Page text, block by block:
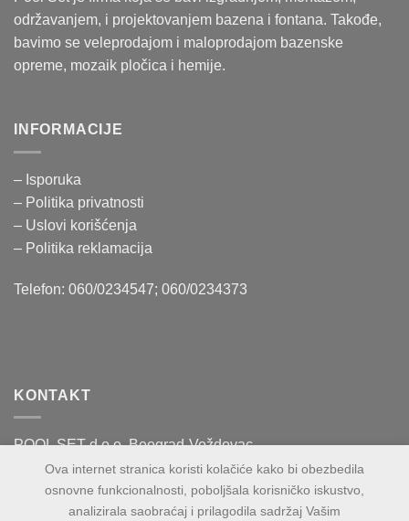
održavanjem, i projektovanjem bazena i fontana. Takođe,
bavimo se veleprodajom i maloprodajom bazenske
opreme, mozaik pločica i hemije.
INFORMACIJE
– Isporuka
– Politika privatnosti
– Uslovi korišćenja
– Politika reklamacija
Telefon: 060/0234547; 060/0234373
KONTAKT
POOL SET d.o.o. Beograd-Voždovac
Vase Čarapića 60
PIB:109943100
MB:21271853
Ova internet stranica koristi kolačiće kako bi obezbedila
osnovne funkcionalnosti, poboljšala korisničko iskustvo,
analizirala saobraćaj i prilagodila sadržaj Vašim